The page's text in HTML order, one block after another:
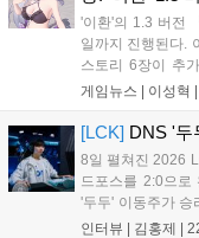
'이환'의 1.3 버전
일까지 진행된다.
스토리 6장이 추
등장한다. 여름 시
의성도 강화된다.
게임뉴스 | 이성혁 |
[LCK] DNS '두
8일 펼쳐진 2026
드포스를 2:0으
'두두' 이동주가 승
다. 먼저 오랜만의
인터뷰 | 김홍제 |